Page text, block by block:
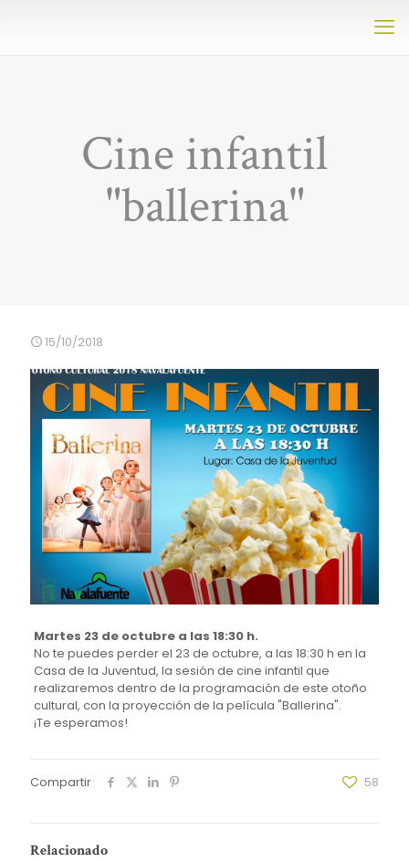
Cine infantil
"ballerina"
15/10/2018
Martes 23 de octubre a las 18:30 h.
No te puedes perder el 23 de octubre, a las 18:30 h en la
Casa de la Juventud, la sesión de cine infantil que
realizaremos dentro de la programación de este otoño
cultural, con la proyección de la película "Ballerina".
¡Te esperamos!
Compartir 58
Relacionado